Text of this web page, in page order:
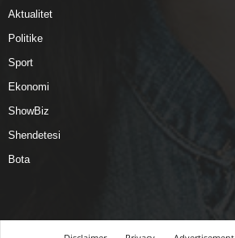
Aktualitet
Politike
Sport
Ekonomi
ShowBiz
Shendetesi
Bota